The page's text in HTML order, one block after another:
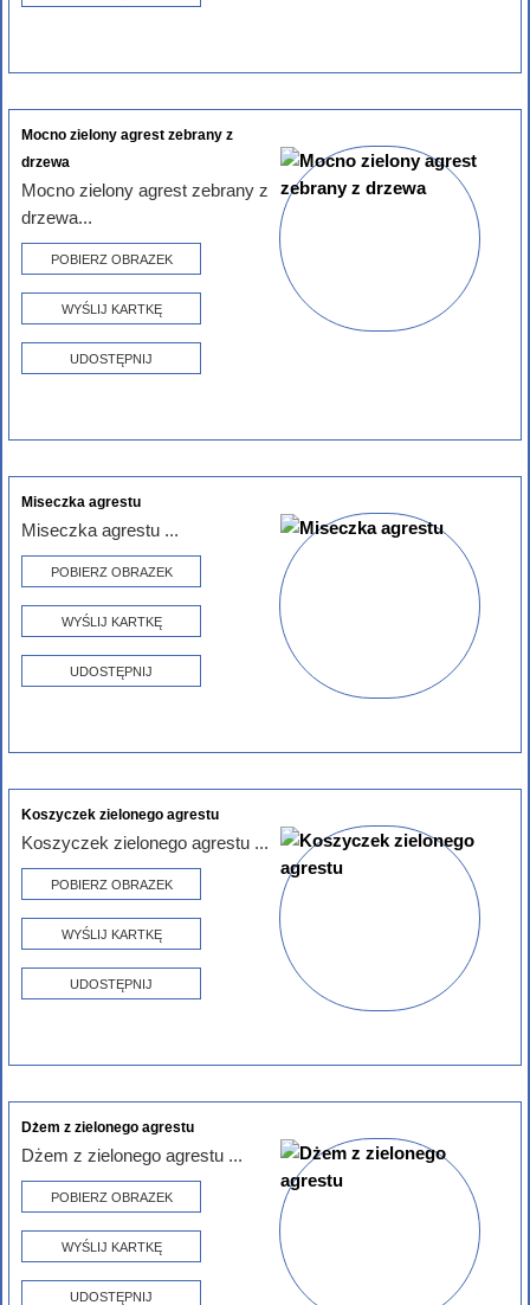
Mocno zielony agrest zebrany z
drzewa
Mocno zielony agrest zebrany z
drzewa...
POBIERZ OBRAZEK
WYŚLIJ KARTKĘ
UDOSTĘPNIJ
Miseczka agrestu
Miseczka agrestu ...
POBIERZ OBRAZEK
WYŚLIJ KARTKĘ
UDOSTĘPNIJ
Koszyczek zielonego agrestu
Koszyczek zielonego agrestu ...
POBIERZ OBRAZEK
WYŚLIJ KARTKĘ
UDOSTĘPNIJ
Dżem z zielonego agrestu
Dżem z zielonego agrestu ...
POBIERZ OBRAZEK
WYŚLIJ KARTKĘ
UDOSTĘPNIJ